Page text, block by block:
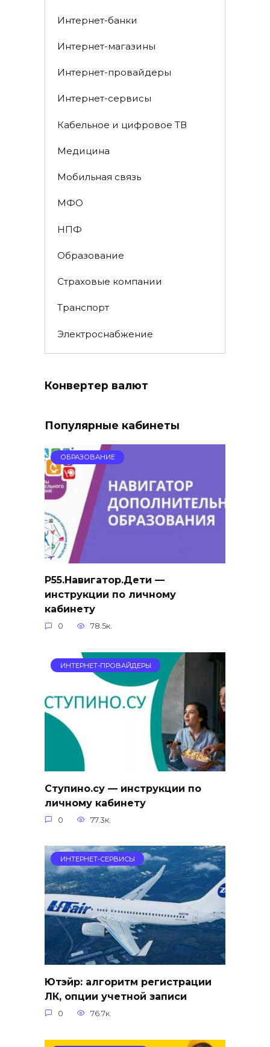
Интернет-банки
Интернет-магазины
Интернет-провайдеры
Интернет-сервисы
Кабельное и цифровое ТВ
Медицина
Мобильная связь
МФО
НПФ
Образование
Страховые компании
Транспорт
Электроснабжение
Конвертер валют
Популярные кабинеты
ОБРАЗОВАНИЕ
Р55.Навигатор.Дети —
инструкции по личному
кабинету
0 78.5к.
ИНТЕРНЕТ-ПРОВАЙДЕРЫ
Ступино.су — инструкции по
личному кабинету
0 77.3к.
ИНТЕРНЕТ-СЕРВИСЫ
Ютэйр: алгоритм регистрации
ЛК, опции учетной записи
0 76.7к.